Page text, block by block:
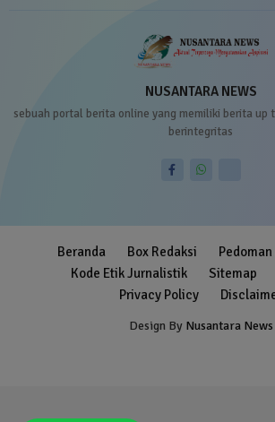
NUSANTARA NEWS
sebuah portal berita online yang memiliki berita up
berintegritas
Design By Nusantara News
Beranda Box Redaksi
Kode Etik Jurnalistik
Sitemap
Privacy Policy